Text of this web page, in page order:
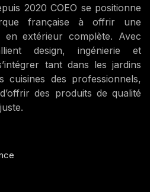
2020 COEO se positionne
française à offrir une
en extérieur complète. Avec
design, ingénierie et
tant dans les jardins
cuisines des professionnels,
des produits de qualité